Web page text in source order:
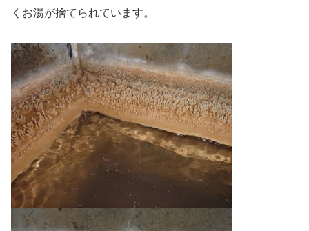
くお湯が捨てられています。